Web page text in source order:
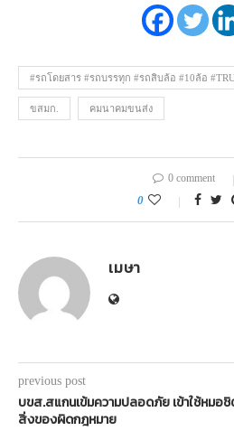
#รถโดยสาร #รถบรรทุก #รถสิบล้อ #10ล้อ
ขสมก. คมนาคมขนส่ง
0 comment
0
เมษา
previous post
บขส.สแกนเข้มความปลอดภัย เข้าใช้หมอ
สิ่งของผิดกฎหมาย